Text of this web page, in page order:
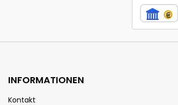
INFORMATIONEN
Kontakt